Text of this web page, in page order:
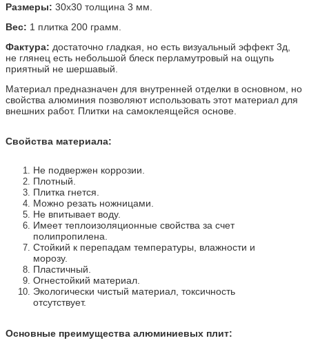
Размеры: 30х30 толщина 3 мм.
Вес: 1 плитка 200 грамм.
Фактура: достаточно гладкая, но есть визуальный эффект 3д,
не глянец есть небольшой блеск перламутровый на ощупь
приятный не шершавый.
Материал предназначен для внутренней отделки в основном, но
свойства алюминия позволяют использовать этот материал для
внешних работ. Плитки на самоклеящейся основе.
Свойства материала:
Не подвержен коррозии.
Плотный.
Плитка гнется.
Можно резать ножницами.
Не впитывает воду.
Имеет теплоизоляционные свойства за счет
полипропилена.
Стойкий к перепадам температуры, влажности и
морозу.
Пластичный.
Огнестойкий материал.
Экологически чистый материал, токсичность
отсутствует.
Основные преимущества алюминиевых плит: